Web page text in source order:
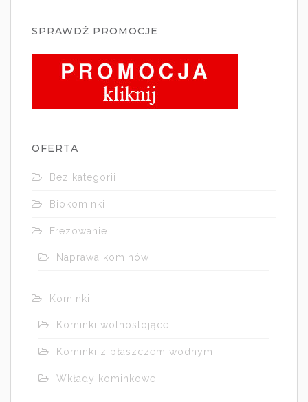
SPRAWDŻ PROMOCJE
OFERTA
Bez kategorii
Biokominki
Frezowanie
Naprawa kominów
Kominki
Kominki wolnostojące
Kominki z płaszczem wodnym
Wkłady kominkowe